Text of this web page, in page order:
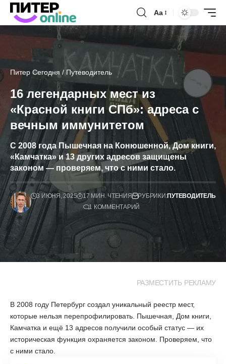
Аа
Питер Сегодня / Путеводитель
16 легендарных мест из
«Красной книги СПб»: адреса с
вечным иммунитетом
С 2008 года Пышечная на Конюшенной, Дом книги,
«Камчатка» и 13 других адресов защищены
законом — проверяем, что с ними стало.
3 ИЮНЯ, 2025 17 МИН. ЧТЕНИЯ РУБРИКИ:ПУТЕВОДИТЕЛЬ
1 КОММЕНТАРИЙ
РАЗМЕСТИТЬ РЕКЛАМУ
В 2008 году Петербург создал уникальный реестр мест,
которые нельзя перепрофилировать. Пышечная, Дом книги,
Камчатка и ещё 13 адресов получили особый статус — их
историческая функция охраняется законом. Проверяем, что
с ними стало.